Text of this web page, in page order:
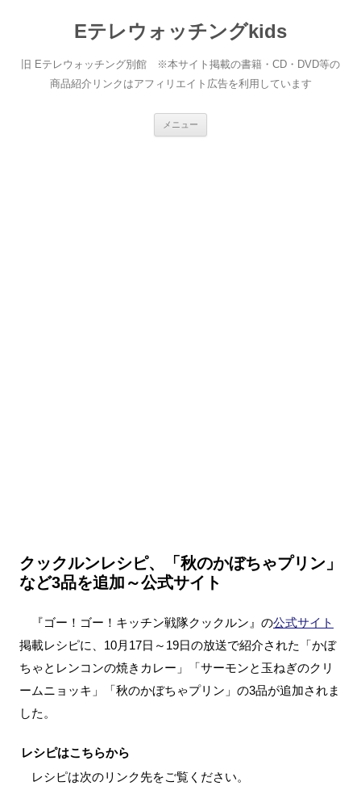
Eテレウォッチングkids
旧 Eテレウォッチング別館 ※本サイト掲載の書籍・CD・DVD等の
商品紹介リンクはアフィリエイト広告を利用しています
メニュー
クックルンレシピ、「秋のかぼちゃプリン」
など3品を追加～公式サイト
『ゴー！ゴー！キッチン戦隊クックルン』の公式サイト
掲載レシピに、10月17日～19日の放送で紹介された「かぼ
ちゃとレンコンの焼きカレー」「サーモンと玉ねぎのクリ
ームニョッキ」「秋のかぼちゃプリン」の3品が追加されま
した。
レシピはこちらから
レシピは次のリンク先をご覧ください。